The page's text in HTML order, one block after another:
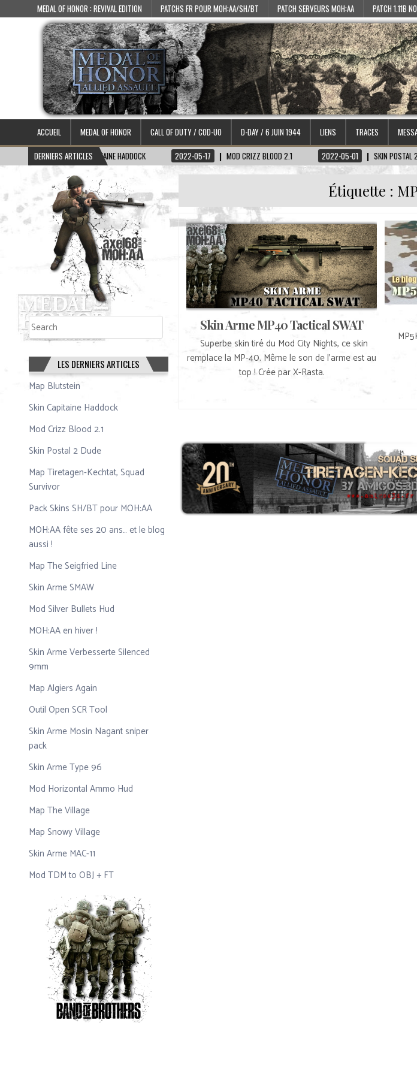
MEDAL OF HONOR : REVIVAL EDITION PATCHS FR POUR MOH:AA/SH/BT PATCH SERVEURS MOH:AA PATCH 1.11B
ACCUEIL MEDAL OF HONOR CALL OF DUTY / COD-UO D-DAY / 6 JUIN 1944 LIENS TRACES
DERNIERS ARTICLES
SKIN CAPITAINE HADDOCK 2022-05-17 MOD CRIZZ BLOOD 2.1 2022-05-01 SKIN POSTAL 2 DUDE
Étiquette :
Skin Arme MP40 Tactical SWAT
Superbe skin tiré du Mod City Nights, ce skin
remplace la MP-40. Même le son de l’arme est au
top ! Crée par X-Rasta.
Rechercher Rechercher
LES DERNIERS ARTICLES
Map Blutstein
Skin Capitaine Haddock
Mod Crizz Blood 2.1
Skin Postal 2 Dude
Map Tiretagen-Kechtat, Squad
Survivor
Pack Skins SH/BT pour MOH:AA
MOH:AA fête ses 20 ans… et le blog
aussi !
Map The Seigfried Line
Skin Arme SMAW
Mod Silver Bullets Hud
MOH:AA en hiver !
Skin Arme Verbesserte Silenced
9mm
Map Algiers Again
Outil Open SCR Tool
Skin Arme Mosin Nagant sniper
pack
Skin Arme Type 96
Mod Horizontal Ammo Hud
Map The Village
Map Snowy Village
Skin Arme MAC-11
Mod TDM to OBJ + FT